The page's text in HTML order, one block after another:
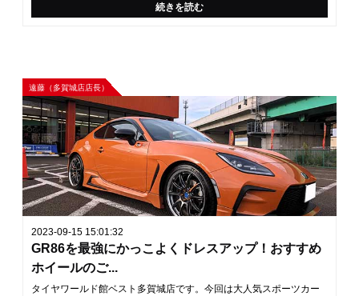
続きを読む
遠藤（多賀城店店長）
2023-09-15 15:01:32
GR86を最強にかっこよくドレスアップ！おすすめ
ホイールのご...
タイヤワールド館ベスト多賀城店です。今回は大人気スポーツカー